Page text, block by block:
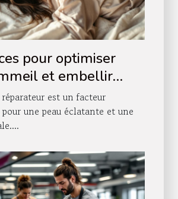
pour optimiser
et embellir
est un facteur
une peau éclatante et une